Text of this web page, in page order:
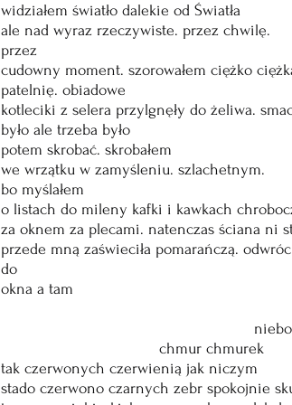
widziałem światło dalekie od Światła
ale nad wyraz rzeczywiste. przez chwilę.
przez
cudowny moment. szorowałem ciężko
patelnię. obiadowe
kotleciki z selera przylgnęły do żeliwa.
było ale trzeba było
potem skrobać. skrobałem
we wrzątku w zamyśleniu. szlachetnym.
bo myślałem
o listach do mileny kafki i kawkach
za oknem za plecami. natenczas ściana ni
przede mną zaświeciła pomarańczą.
do
okna a tam
słońce
niebo
chmur chmurek
tak czerwonych czerwienią jak niczym
stado czerwono czarnych zebr spokojnie